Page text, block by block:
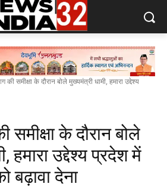
की समीक्षा के दौरान बोले मुख्यमंत्री धामी, हमारा उद्देश्य
समीक्षा के दौरान बोले
हमारा उद्देश्य प्रदेश में
बढ़ावा देना